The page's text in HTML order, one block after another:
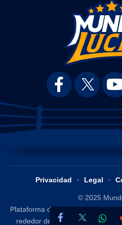
© 2025
Plataforma digital dedicada a
rededor del mundo de la Lucha
Privacidad Legal